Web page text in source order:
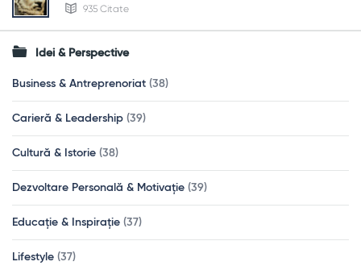
935 Citate
Idei & Perspective
Business & Antreprenoriat (38)
Carieră & Leadership (39)
Cultură & Istorie (38)
Dezvoltare Personală & Motivație (39)
Educație & Inspirație (37)
Lifestyle (37)